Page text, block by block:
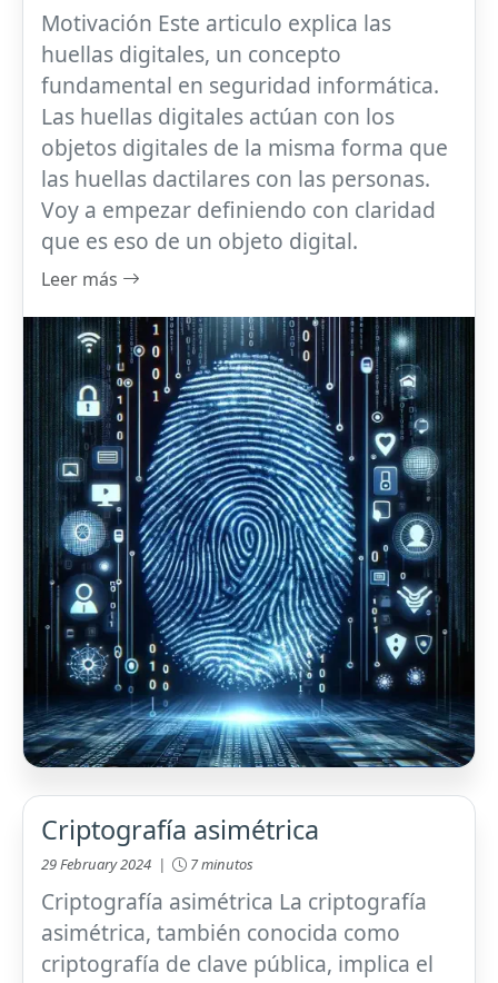
Motivación Este articulo explica las
huellas digitales, un concepto
fundamental en seguridad informática.
Las huellas digitales actúan con los
objetos digitales de la misma forma que
las huellas dactilares con las personas.
Voy a empezar definiendo con claridad
que es eso de un objeto digital.
Leer más
Criptografía asimétrica
29 February 2024 | 7 minutos
Criptografía asimétrica La criptografía
asimétrica, también conocida como
criptografía de clave pública, implica el